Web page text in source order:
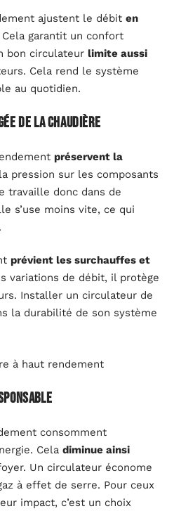
ajustent le débit en
Cela garantit un confort
bon circulateur limite aussi
Cela rend le système
au quotidien.
de la chaudière
préservent la
pression sur les composants
travaille donc dans de
s’use moins vite, ce qui
.
prévient les surchauffes et
variations de débit, il protège
Installer un circulateur de
la durabilité de son système
consomment
Cela diminue ainsi
Un circulateur économe
à effet de serre. Pour ceux
impact, c’est un choix